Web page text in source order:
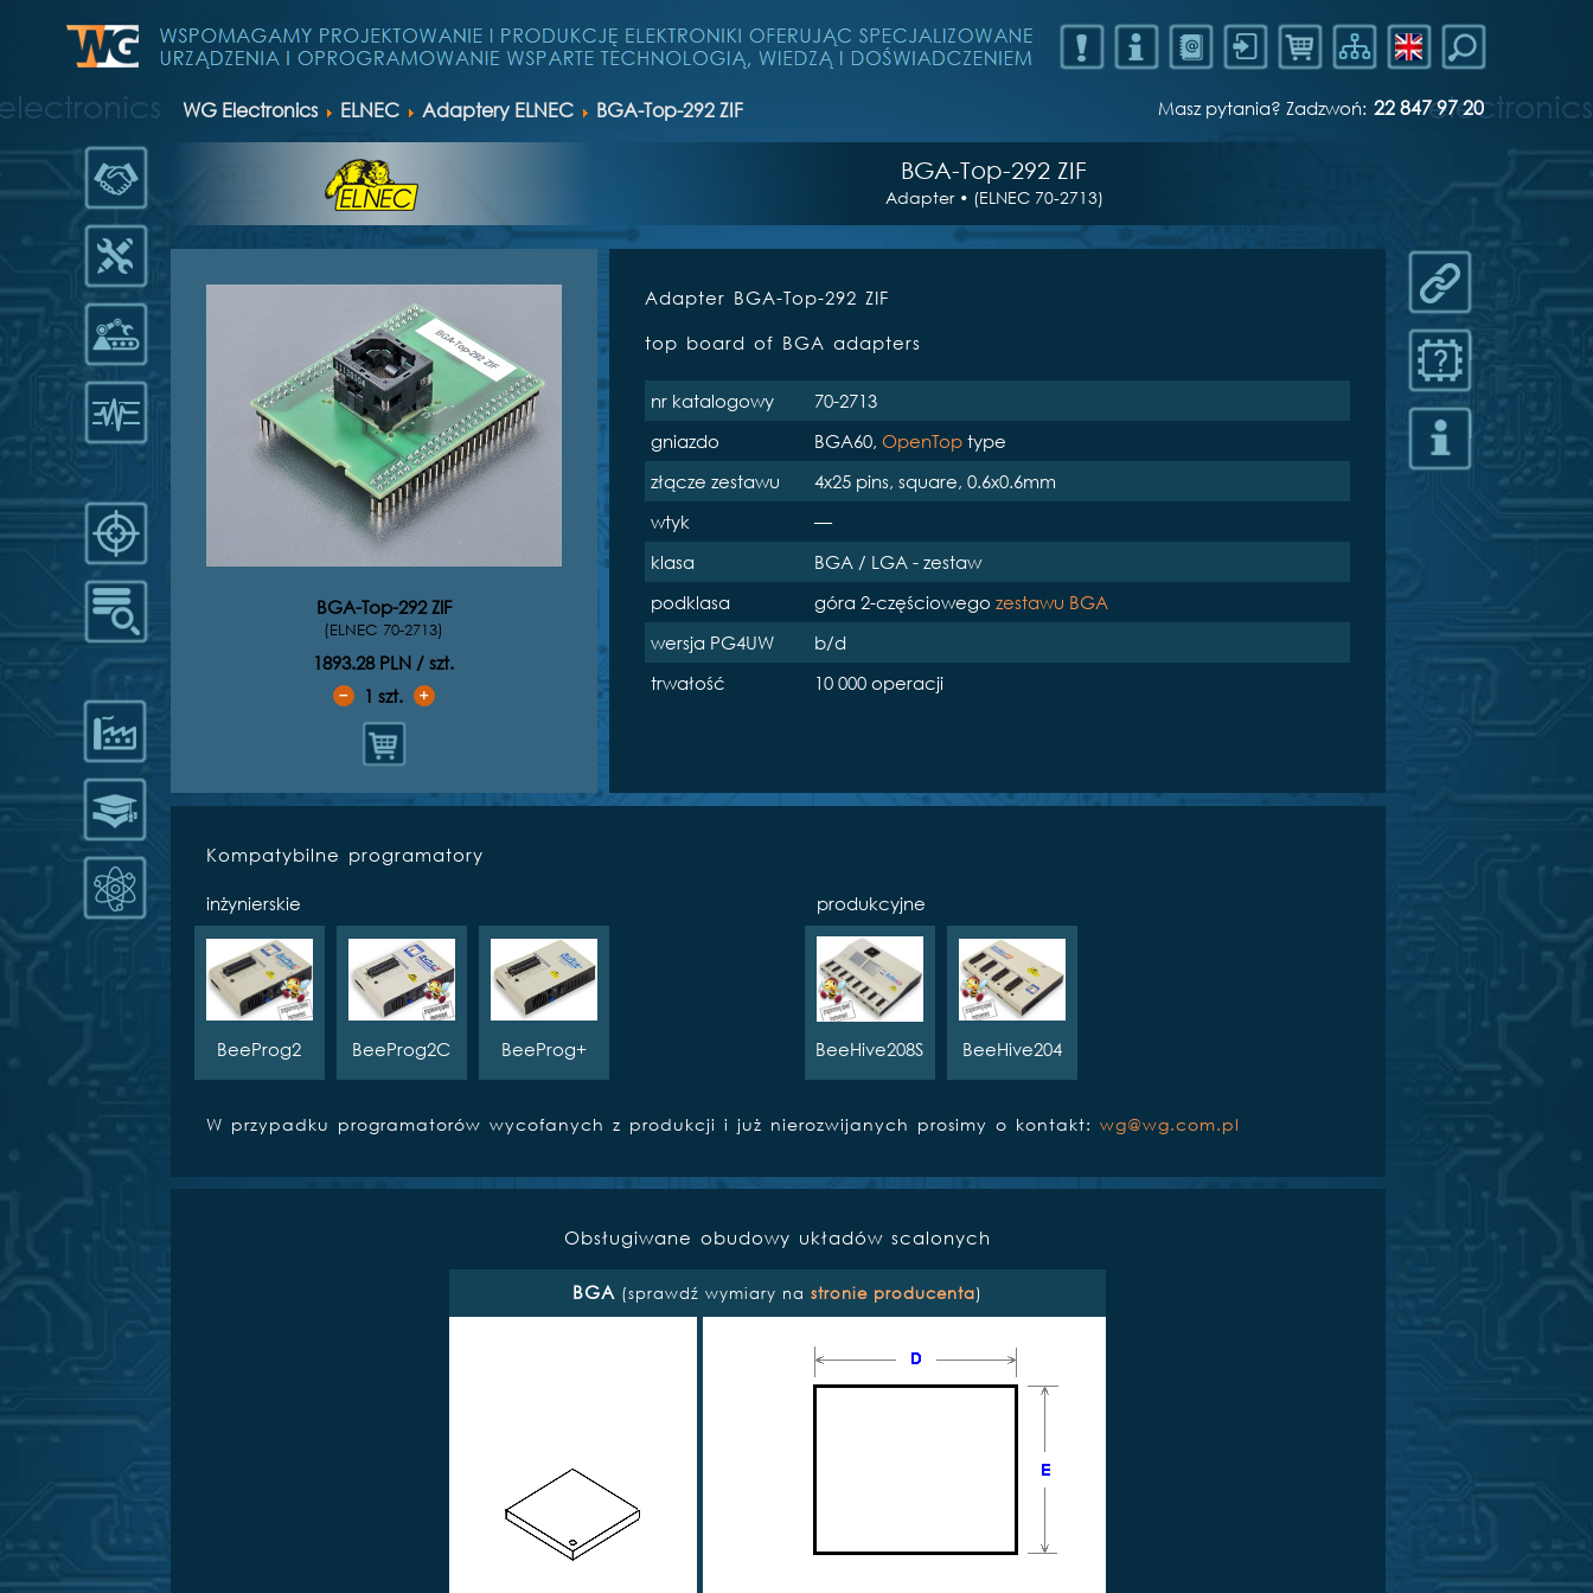
WG Electronics ELNEC Adaptery ELNEC BGA-Top-292 ZIF Masz pytania? Zadzwoń: 22 847 97 20
BGA-Top-292 ZIF
Adapter • (ELNEC 70-2713)
BGA-Top-292 ZIF
(ELNEC 70-2713)
1893.28 PLN / szt.
➕
1 szt.
➖
Adapter BGA-Top-292 ZIF
top board of BGA adapters
nr katalogowy
70-2713
gniazdo
BGA60, OpenToptype
złącze zestawu
4x25 pins, square, 0.6x0.6mm
wtyk
—
klasa
BGA / LGA - zestaw
podklasa
góra 2-częściowego zestawu BGA
wersja PG4UW
b/d
trwałość
10 000 operacji
Kompatybilne programatory
inżynierskie
BeeProg2 BeeProg2C BeeProg+
produkcyjne
BeeHive208S BeeHive204
W przypadku programatorów wycofanych z produkcji i już nierozwijanych prosimy o kontakt: wg@wg.com.pl
Obsługiwane obudowy układów scalonych
BGA (sprawdź wymiary na stronie producenta)